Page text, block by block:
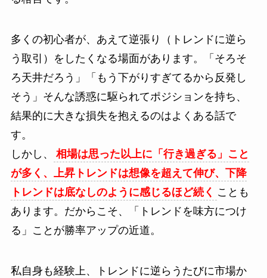
多くの初心者が、あえて逆張り（トレンドに逆ら
う取引）をしたくなる場面があります。「そろそ
ろ天井だろう」「もう下がりすぎてるから反発し
そう」そんな誘惑に駆られてポジションを持ち、
結果的に大きな損失を抱えるのはよくある話で
す。
しかし、
相場は思った以上に「行き過ぎる」こと
が多く、上昇トレンドは想像を超えて伸び、下降
トレンドは底なしのように感じるほど続く ことも
あります。だからこそ、「トレンドを味方につけ
る」ことが勝率アップの近道。
私自身も経験上、トレンドに逆らうたびに市場か